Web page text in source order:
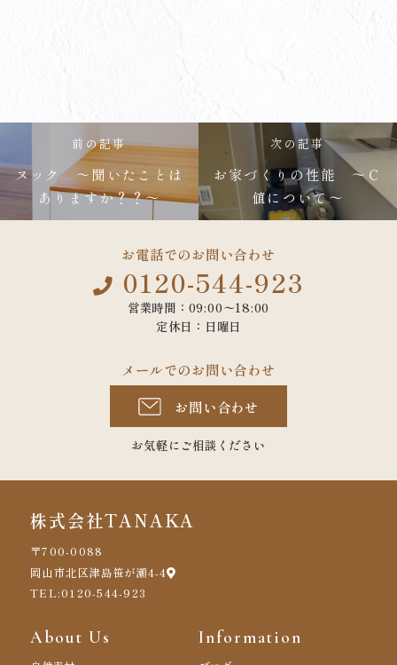
前の記事
ヌック ～聞いたことは
ありますか？？～
次の記事
お家づくりの性能 ～Ｃ
値について～
お電話でのお問い合わせ
0120-544-923
営業時間：09:00〜18:00
定休日：日曜日
メールでのお問い合わせ
お問い合わせ
お気軽にご相談ください
株式会社TANAKA
〒700-0088
岡山市北区津島笹が瀬4-4
TEL:0120-544-923
About Us Information